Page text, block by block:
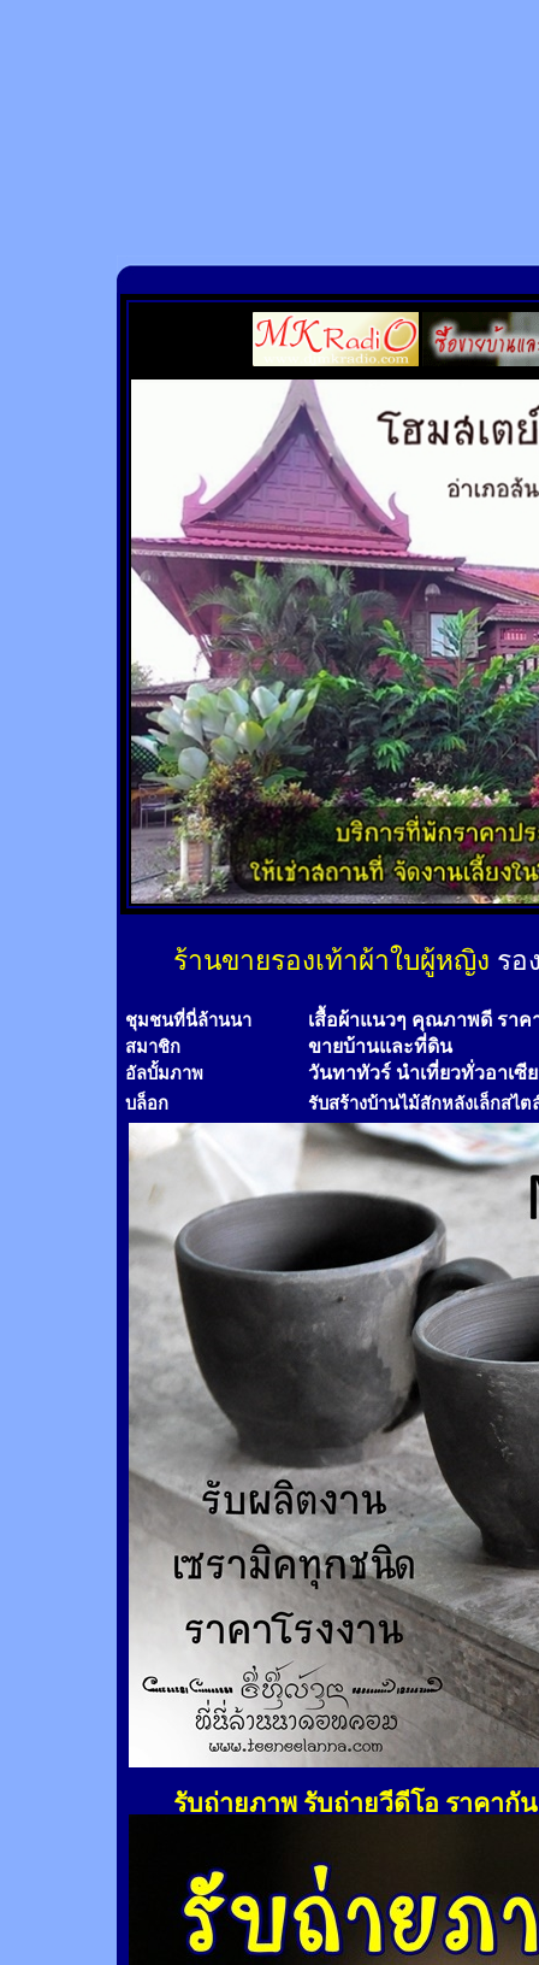
ร้านขายรองเท้าผ้าใบผู้หญิง รอ
ชุมชนที่นี่ล้านนา เสื้อผ้าแนวๆ คุณภาพดี ราค
สมาชิก ขายบ้านและที่ดิน
อัลบั้มภาพ วันทาทัวร์ นำเที่ยวทั่วอาเซี
บล็อก รับสร้างบ้านไม้สักหลังเล็กสไต
รับถ่ายภาพ รับถ่ายวีดีโอ ราคากั